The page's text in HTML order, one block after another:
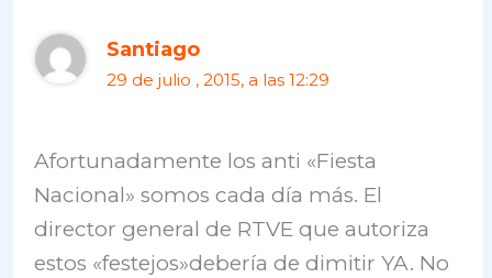
Santiago
29 de julio , 2015, a las 12:29
Afortunadamente los anti «Fiesta
Nacional» somos cada día más. El
director general de RTVE que autoriza
estos «festejos»debería de dimitir YA. No